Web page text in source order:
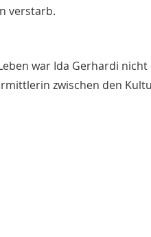
verstarb.
war Ida Gerhardi
zwischen den